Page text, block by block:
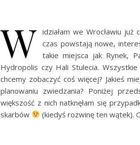
W idziałam we Wrocławiu
czas powstają nowe,
takie miejsca jak Rynek,
Hydropolis czy Hali Stulecia.
chcemy zobaczyć coś więcej? Jakieś
planowaniu zwiedzania? Poniżej
większość z nich natknęłam się
skarbów
(kiedyś rozwinę ten wątek).